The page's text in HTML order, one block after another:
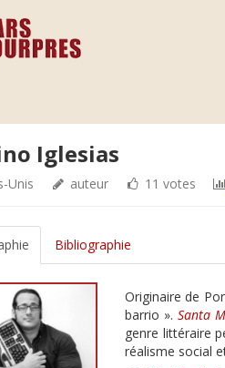
Iglesias
Unis auteur 11 votes
Bibliographie
Originaire de
barrio ». Santa
genre littéraire
réalisme social